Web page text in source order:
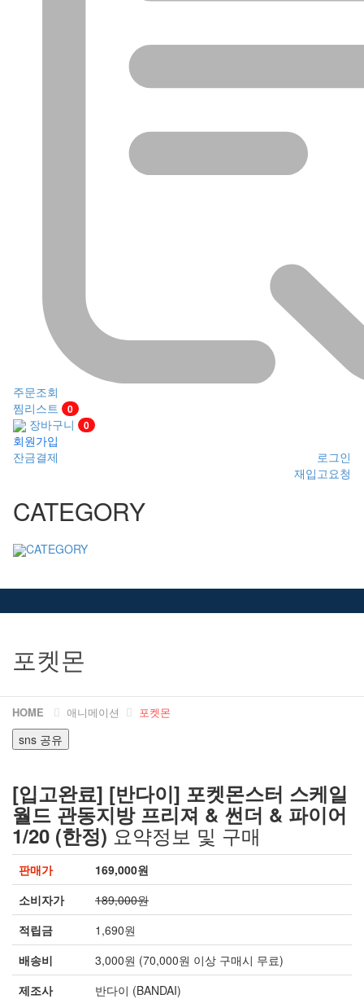
주문조회
찜리스트
0
장바구니 0
회원가입
로그인
잔금결제
재입고요청
CATEGORY
CATEGORY
포켓몬
HOME 애니메이션 포켓몬
sns 공유
[입고완료] [반다이] 포켓몬스터 스케일
월드 관동지방 프리져 & 썬더 & 파이어
1/20 (한정) 요약정보 및 구매
판매가
169,000원
소비자가
189,000원
적립금
1,690원
배송비
3,000원 (70,000원 이상 구매시 무료)
제조사
반다이 (BANDAI)